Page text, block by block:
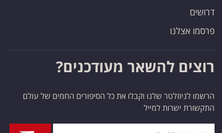
דרושים
פרסמו אצלנו
רוצים להשאר מעודכנים?
הרשמו לניוזלטר שלנו וקבלו את כל הסיפורים החמים של עולם
התקשורת ישרות למייל